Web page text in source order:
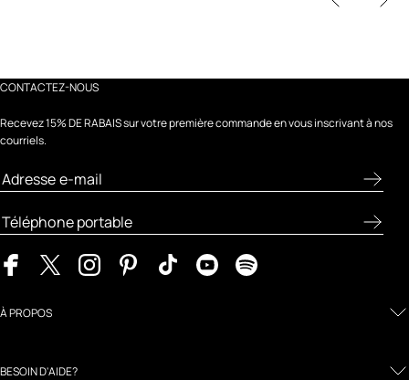
CONTACTEZ-NOUS
Recevez 15% DE RABAIS sur votre première commande en vous inscrivant à nos
courriels.
À PROPOS
BESOIN D'AIDE?